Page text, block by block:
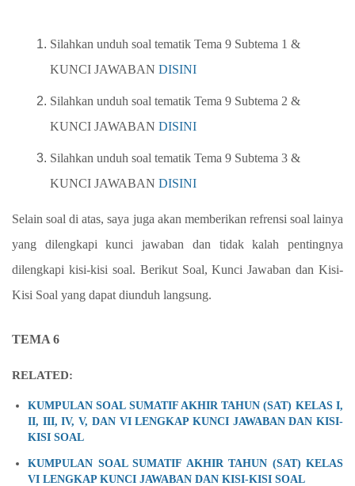
Silahkan unduh soal tematik Tema 9 Subtema 1 &
KUNCI JAWABAN DISINI
Silahkan unduh soal tematik Tema 9 Subtema 2 &
KUNCI JAWABAN DISINI
Silahkan unduh soal tematik Tema 9 Subtema 3 &
KUNCI JAWABAN DISINI
Selain soal di atas, saya juga akan memberikan refrensi soal lainya
yang dilengkapi kunci jawaban dan tidak kalah pentingnya
dilengkapi kisi-kisi soal. Berikut Soal, Kunci Jawaban dan Kisi-
Kisi Soal yang dapat diunduh langsung.
TEMA 6
RELATED:
KUMPULAN SOAL SUMATIF AKHIR TAHUN (SAT) KELAS I,
II, III, IV, V, DAN VI LENGKAP KUNCI JAWABAN DAN KISI-
KISI SOAL
KUMPULAN SOAL SUMATIF AKHIR TAHUN (SAT) KELAS
VI LENGKAP KUNCI JAWABAN DAN KISI-KISI SOAL